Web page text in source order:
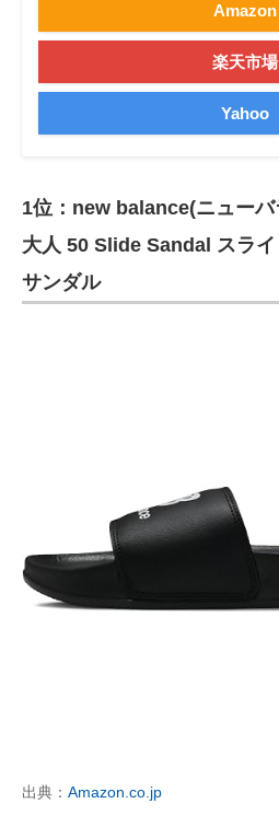
Amazon
楽天市場
Yahoo
1位：new balance(ニュー
大人 50 Slide Sandal スラ
サンダル
出典： Amazon.co.jp